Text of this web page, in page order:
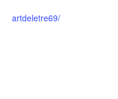
artdeletre69/